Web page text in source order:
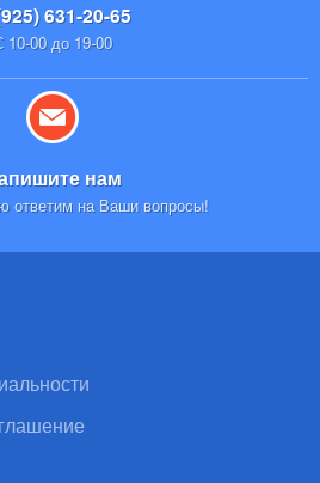
631-20-65
10-00 до 19-00
нам
ответим на Ваши вопросы!